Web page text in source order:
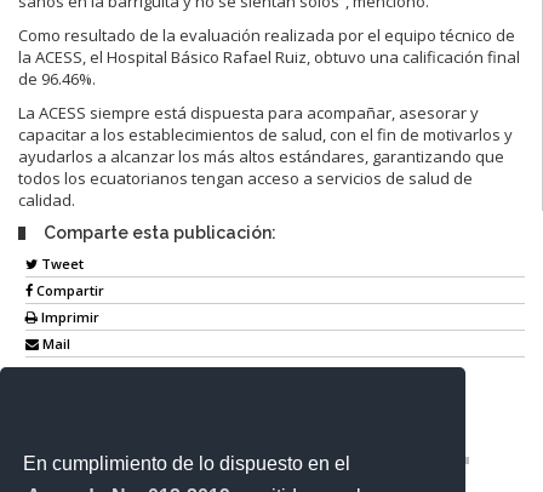
En cumplimiento de lo dispuesto en el
Como resultado de la evaluación realizada por el equipo técnico de
la ACESS, el Hospital Básico Rafael Ruiz, obtuvo una calificación final
de 96.46%.
La ACESS siempre está dispuesta para acompañar, asesorar y
capacitar a los establecimientos de salud, con el fin de motivarlos y
ayudarlos a alcanzar los más altos estándares, garantizando que
todos los ecuatorianos tengan acceso a servicios de salud de
calidad.
Comparte esta publicación:
Tweet
Compartir
Imprimir
Mail